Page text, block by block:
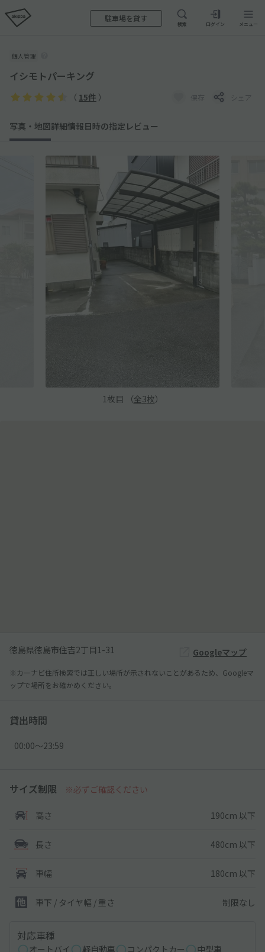
駐車場を貸す
検索 ログイン メニュー
個人管理
イシモトパーキング
（ 15件 ） 保存 シェア
写真・地図詳細情報日時の指定 レビュー
1枚目 （全3枚）
徳島県徳島市住吉2丁目1-31 Googleマップ
※カーナビ住所検索では正しい場所が示されないことがあるため、Googleマ
ップで場所をお確かめください。
貸出時間
00:00〜23:59
サイズ制限 ※必ずご確認ください
高さ 190cm 以下
長さ 480cm 以下
車幅 180cm 以下
車下 / タイヤ幅 / 重さ 制限なし
対応車種
オートバイ 軽自動車 コンパクトカー
中型車